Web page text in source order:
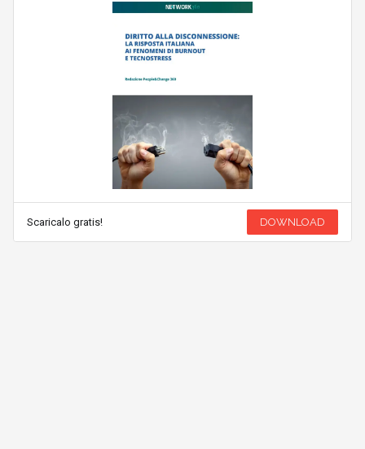
Scaricalo gratis! DOWNLOAD